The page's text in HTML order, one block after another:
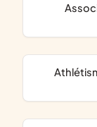
associations multisports scolaires ou
Athlétisme (triathlon, pentathlon, footing,